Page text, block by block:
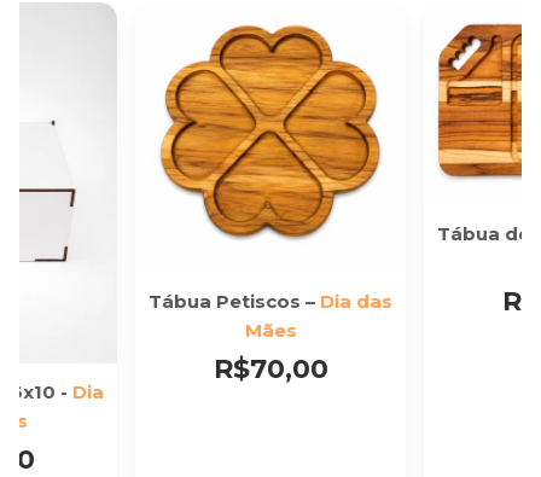
- Dia
Tábua Petiscos – Dia das
Mães
R$70,00
Tábua de